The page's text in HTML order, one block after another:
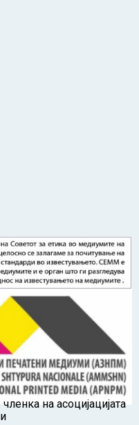
на асоцијацијата